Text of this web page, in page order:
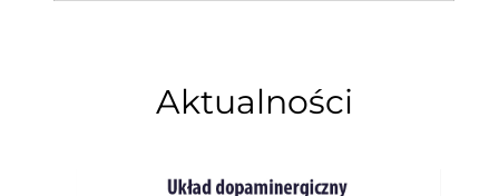
Aktualności